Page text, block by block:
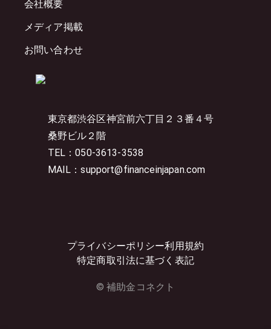
東京都渋谷区神宮前六丁目２３番４号
桑野ビル２階
TEL：050-3613-3538
MAIL：support@financeinjapan.com
プライバシーポリシー利用規約
特定商取引法に基づく表記
© 補助金コネクト
会社概要
メディア掲載
お問い合わせ